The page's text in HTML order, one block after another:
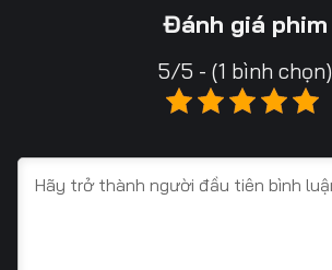
Tập 23
Tập 28 Tập 29
Đánh giá phim
5/5 - (1 bình chọn)